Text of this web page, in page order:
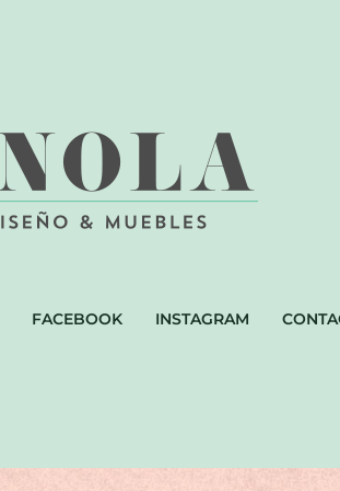
FACEBOOK INSTAGRAM